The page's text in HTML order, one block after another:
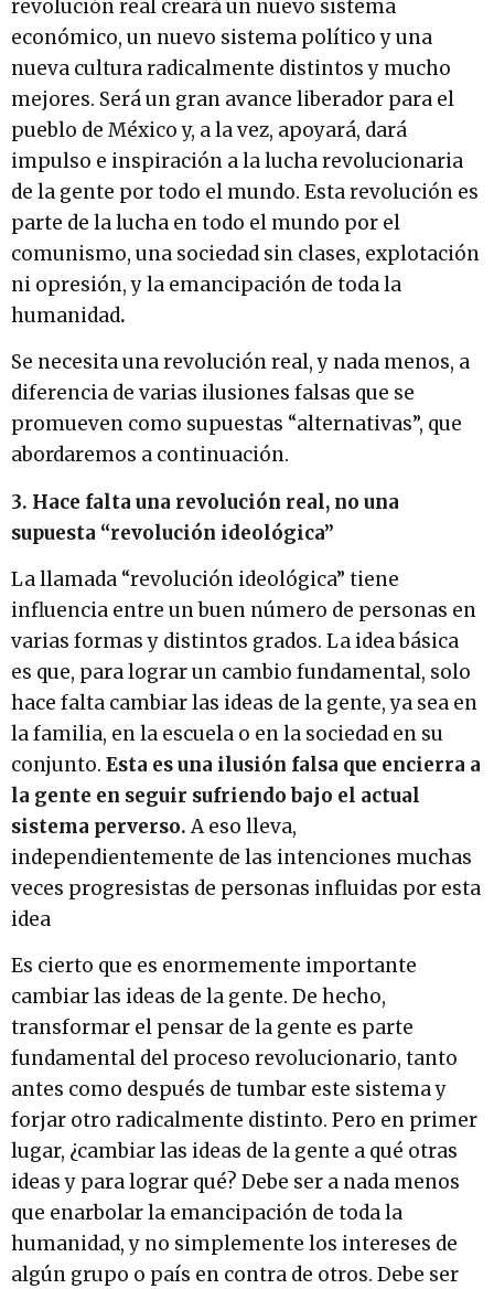
revolución real creará un nuevo sistema
económico, un nuevo sistema político y una
nueva cultura radicalmente distintos y mucho
mejores. Será un gran avance liberador para el
pueblo de México y, a la vez, apoyará, dará
impulso e inspiración a la lucha revolucionaria
de la gente por todo el mundo. Esta revolución es
parte de la lucha en todo el mundo por el
comunismo, una sociedad sin clases, explotación
ni opresión, y la emancipación de toda la
humanidad.
Se necesita una revolución real, y nada menos, a
diferencia de varias ilusiones falsas que se
promueven como supuestas “alternativas”, que
abordaremos a continuación.
3. Hace falta una revolución real, no una
supuesta “revolución ideológica”
La llamada “revolución ideológica” tiene
influencia entre un buen número de personas en
varias formas y distintos grados. La idea básica
es que, para lograr un cambio fundamental, solo
hace falta cambiar las ideas de la gente, ya sea en
la familia, en la escuela o en la sociedad en su
conjunto. Esta es una ilusión falsa que encierra a
la gente en seguir sufriendo bajo el actual
sistema perverso.A eso lleva,
independientemente de las intenciones muchas
veces progresistas de personas influidas por esta
idea
Es cierto que es enormemente importante
cambiar las ideas de la gente. De hecho,
transformar el pensar de la gente es parte
fundamental del proceso revolucionario, tanto
antes como después de tumbar este sistema y
forjar otro radicalmente distinto. Pero en primer
lugar, ¿cambiar las ideas de la gente a qué otras
ideas y para lograr qué? Debe ser a nada menos
que enarbolar la emancipación de toda la
humanidad, y no simplemente los intereses de
algún grupo o país en contra de otros. Debe ser